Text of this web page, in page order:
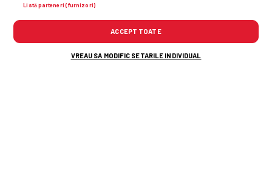
Foto16/50
Listă parteneri (furnizori)
ACCEPT TOATE
VREAU SA MODIFIC SETARILE INDIVIDUAL